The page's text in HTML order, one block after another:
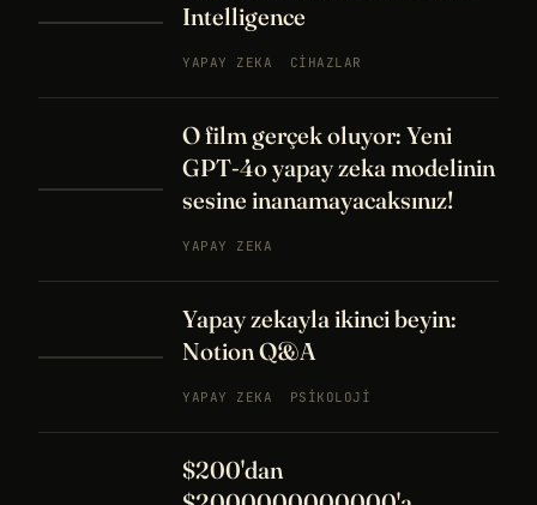
Intelligence
YAPAY ZEKA CIHAZLAR
O film gerçek oluyor: Yeni
GPT-4o yapay zeka modelinin
sesine inanamayacaksınız!
YAPAY ZEKA
Yapay zekayla ikinci beyin:
Notion Q&A
YAPAY ZEKA PSIKOLOJI
$200'dan